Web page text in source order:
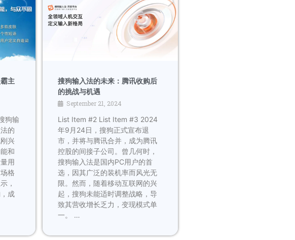
主
狗输
的
兴
和
用
格
，
成
搜狗输入法的未来：腾讯收购后
的挑战与机遇
September 21, 2024
List Item #2 List Item #3 2024
年9月24日，搜狗正式宣布退
市，并将与腾讯合并，成为腾讯
控股的间接子公司。曾几何时，
搜狗输入法是国内PC用户的首
选，因其广泛的装机率而风光无
限。然而，随着移动互联网的兴
起，搜狗未能适时调整战略，导
致其营收增长乏力，变现模式单
一。 …